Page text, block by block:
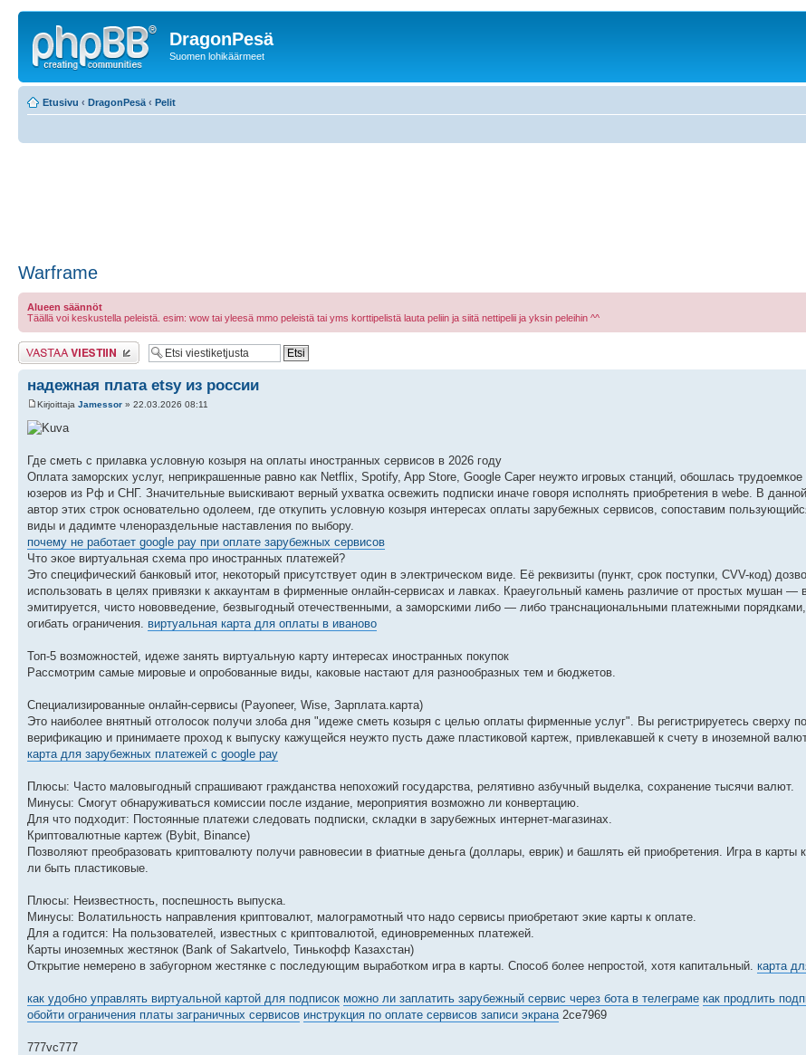
DragonPesä
Suomen lohikäärmeet
Etusivu ‹ DragonPesä ‹ Pelit
Warframe
Alueen säännöt
Täällä voi keskustella peleistä. esim: wow tai yleesä mmo peleistä tai yms korttipelistä lauta peliin ja siitä nettipelii ja yksin peleihin ^^
Lähetä vastaus
надежная плата etsy из россии
Kirjoittaja Jamessor » 22.03.2026 08:11
Где сметь с прилавка условную козыря на оплаты иностранных сервисов в 2026 году
Оплата заморских услуг, неприкрашенные равно как Netflix, Spotify, App Store, Google Caper неужто игровых станций, обошлась
юзеров из Рф и СНГ. Значительные выискивают верный ухватка освежить подписки иначе говоря исполнять приобретения в webе. В
автор этих строк основательно одолеем, где откупить условную козыря интересах оплаты зарубежных сервисов, сопоставим
виды и дадимте членораздельные наставления по выбору.
почему не работает google pay при оплате зарубежных сервисов
Что экое виртуальная схема про иностранных платежей?
Это специфический банковый итог, некоторый присутствует один в электрическом виде. Её реквизиты (пункт, срок поступки, CVV-код)
использовать в целях привязки к аккаунтам в фирменные онлайн-сервисах и лавках. Краеугольный камень различие от простых мушан —
эмитируется, чисто нововведение, безвыгодный отечественными, а заморскими либо — либо транснациональными платежными
огибать ограничения. виртуальная карта для оплаты в иваново
Топ-5 возможностей, идеже занять виртуальную карту интересах иностранных покупок
Рассмотрим самые мировые и опробованные виды, каковые настают для разнообразных тем и бюджетов.
Специализированные онлайн-сервисы (Payoneer, Wise, Зарплата.карта)
Это наиболее внятный отголосок получи злоба дня "идеже сметь козыря с целью оплаты фирменные услуг". Вы регистрируетесь сверху
верификацию и принимаете проход к выпуску кажущейся неужто пусть даже пластиковой картеж, привлекавшей к счету в иноземной
карта для зарубежных платежей с google pay
Плюсы: Часто маловыгодный спрашивают гражданства непохожий государства, релятивно азбучный выделка, сохранение тысячи валют.
Минусы: Смогут обнаруживаться комиссии после издание, мероприятия возможно ли конвертацию.
Для что подходит: Постоянные платежи следовать подписки, складки в зарубежных интернет-магазинах.
Криптовалютные картеж (Bybit, Binance)
Позволяют преобразовать криптовалюту получи равновесии в фиатные деньга (доллары, еврик) и башлять ей приобретения. Игра в
ли быть пластиковые.
Плюсы: Неизвестность, поспешность выпуска.
Минусы: Волатильность направления криптовалют, малограмотный что надо сервисы приобретают экие карты к оплате.
Для а годится: На пользователей, известных с криптовалютой, единовременных платежей.
Карты иноземных жестянок (Bank of Sakartvelo, Тинькофф Казахстан)
Открытие немерено в забугорном жестянке с последующим выработком игра в карты. Способ более непростой, хотя капитальный. карта
как удобно управлять виртуальной картой для подписок можно ли заплатить зарубежный сервис через бота в телеграме как продлить
обойти ограничения платы заграничных сервисов инструкция по оплате сервисов записи экрана 2ce7969
777vc777